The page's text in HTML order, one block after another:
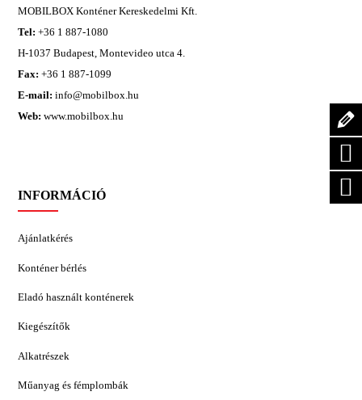
MOBILBOX Konténer Kereskedelmi Kft.
Tel: +36 1 887-1080
H-1037 Budapest, Montevideo utca 4.
Fax: +36 1 887-1099
E-mail:info@mobilbox.hu
Web: www.mobilbox.hu
INFORMÁCIÓ
Ajánlatkérés
Konténer bérlés
Eladó használt konténerek
Kiegészítők
Alkatrészek
Műanyag és fémplombák